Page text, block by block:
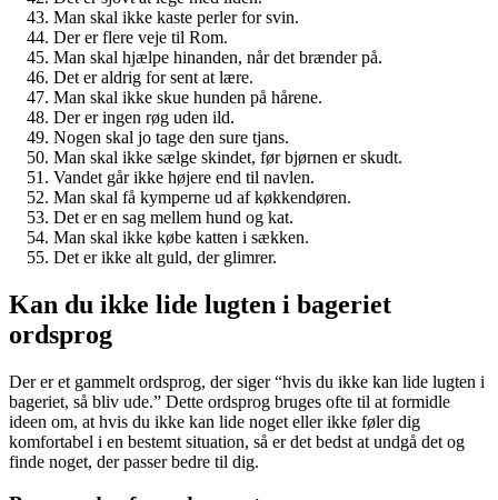
Man skal ikke kaste perler for svin.
Der er flere veje til Rom.
Man skal hjælpe hinanden, når det brænder på.
Det er aldrig for sent at lære.
Man skal ikke skue hunden på hårene.
Der er ingen røg uden ild.
Nogen skal jo tage den sure tjans.
Man skal ikke sælge skindet, før bjørnen er skudt.
Vandet går ikke højere end til navlen.
Man skal få kymperne ud af køkkendøren.
Det er en sag mellem hund og kat.
Man skal ikke købe katten i sækken.
Det er ikke alt guld, der glimrer.
Kan du ikke lide lugten i bageriet
ordsprog
Der er et gammelt ordsprog, der siger “hvis du ikke kan lide lugten i
bageriet, så bliv ude.” Dette ordsprog bruges ofte til at formidle
ideen om, at hvis du ikke kan lide noget eller ikke føler dig
komfortabel i en bestemt situation, så er det bedst at undgå det og
finde noget, der passer bedre til dig.